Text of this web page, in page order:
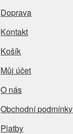
Doprava
Kontakt
Košík
Můj účet
O nás
Obchodní podmínky
Platby